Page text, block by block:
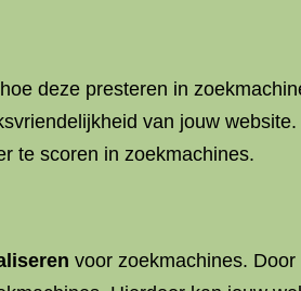
deze presteren in
van jouw
te scoren in zoekmachines.
voor zoekmachines.